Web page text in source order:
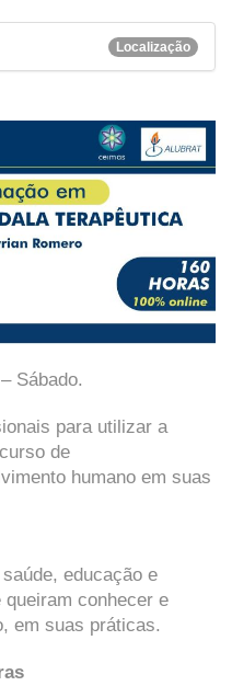
Localização
Sábado.
para utilizar a
de
humano em suas
educação e
conhecer e
em suas práticas.